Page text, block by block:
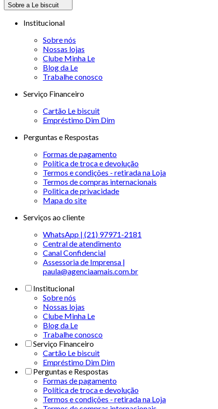
Sobre a Le biscuit
Institucional
Sobre nós
Nossas lojas
Clube Minha Le
Blog da Le
Trabalhe conosco
Serviço Financeiro
Cartão Le biscuit
Empréstimo Dim Dim
Perguntas e Respostas
Formas de pagamento
Política de troca e devolução
Termos e condições - retirada na Loja
Termos de compras internacionais
Politica de privacidade
Mapa do site
Serviços ao cliente
WhatsApp | (21) 97971-2181
Central de atendimento
Canal Confidencial
Assessoria de Imprensa |
paula@agenciaamais.com.br
Institucional
Sobre nós
Nossas lojas
Clube Minha Le
Blog da Le
Trabalhe conosco
Serviço Financeiro
Cartão Le biscuit
Empréstimo Dim Dim
Perguntas e Respostas
Formas de pagamento
Política de troca e devolução
Termos e condições - retirada na Loja